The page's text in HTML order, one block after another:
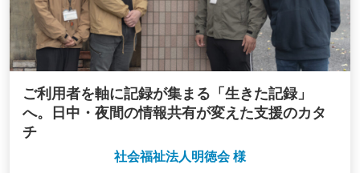
ご利用者を軸に記録が集まる「生きた記録」
へ。日中・夜間の情報共有が変えた支援のカタ
チ
社会福祉法人明徳会 様